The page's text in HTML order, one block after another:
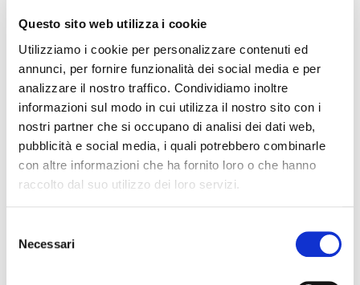
Questo sito web utilizza i cookie
Utilizziamo i cookie per personalizzare contenuti ed
annunci, per fornire funzionalità dei social media e per
analizzare il nostro traffico. Condividiamo inoltre
informazioni sul modo in cui utilizza il nostro sito con i
nostri partner che si occupano di analisi dei dati web,
pubblicità e social media, i quali potrebbero combinarle
con altre informazioni che ha fornito loro o che hanno
raccolto dal suo utilizzo dei loro servizi.
delNecessari